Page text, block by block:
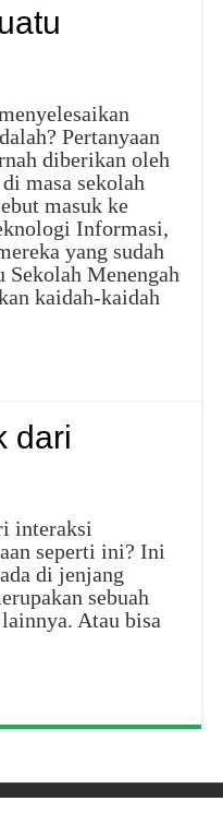
Pertanyaan
diberikan oleh
masa sekolah
masuk ke
Informasi,
yang sudah
Sekolah Menengah
kaidah-kaidah
dari
interaksi
seperti ini? Ini
di jenjang
sebuah
Atau bisa